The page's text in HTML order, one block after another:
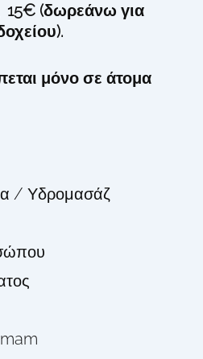
15€ (δωρεάνω για
μόνο σε άτομα
/ Υδρομασάζ